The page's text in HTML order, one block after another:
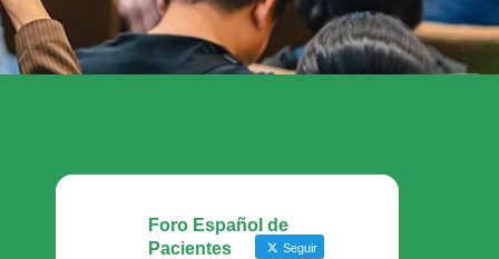
Foro Español de
Pacientes
Seguir